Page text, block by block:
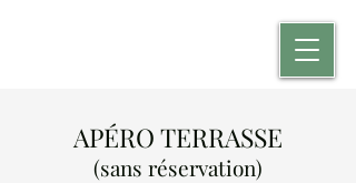
APÉRO TERRASSE
(sans réservation)